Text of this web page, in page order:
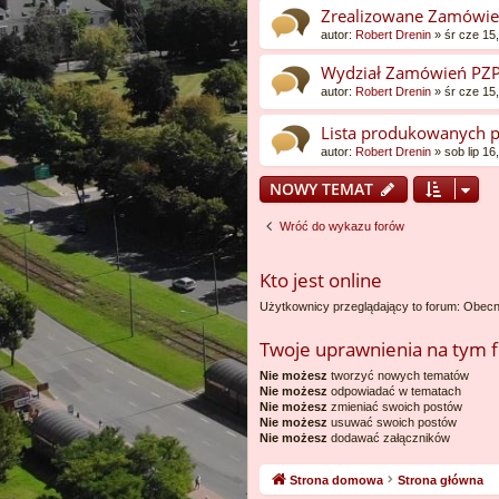
Zrealizowane
autor: Robert Drenin » śr cze
Wydział Zamówień
autor: Robert Drenin » śr cze
Lista produkowanych
autor: Robert Drenin » sob lip
NOWY TEMAT
Wróć do wykazu forów
Kto jest online
Użytkownicy przeglądający to forum:
Twoje uprawnienia na tym
Nie możesz tworzyć nowych tematów
Nie możesz odpowiadać w tematach
Nie możesz zmieniać swoich postów
Nie możesz usuwać swoich postów
Nie możesz dodawać załączników
Strona domowa Strona główna